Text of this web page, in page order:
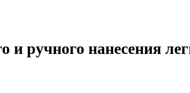
ручного нанесения